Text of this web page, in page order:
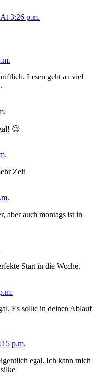
3:26 p.m.
Lesen geht an viel
😉
Zeit
aber auch montags ist in
Start in die Woche.
Es sollte in deinen Ablauf
p.m.
egal. Ich kann mich